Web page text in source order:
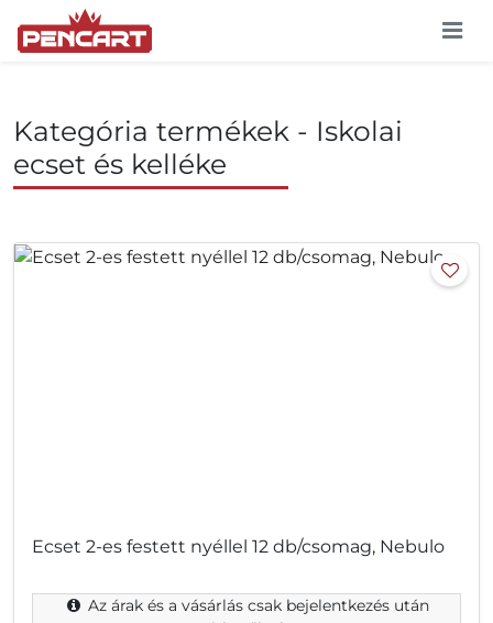
Kategória termékek - Iskolai
ecset és kelléke
Ecset 2-es festett nyéllel 12 db/csomag, Nebulo
Az árak és a vásárlás csak bejelentkezés után